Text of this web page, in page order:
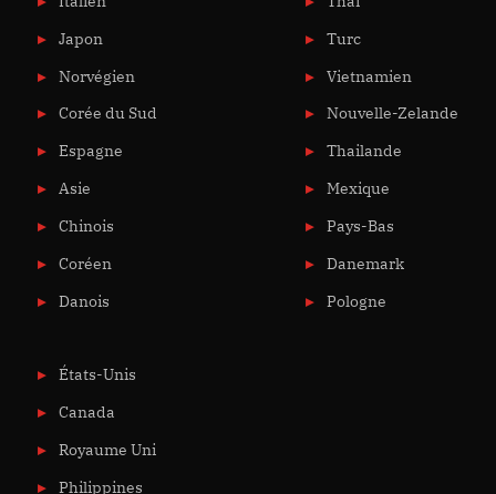
Japon
Norvégien
Corée du Sud
Espagne
Asie
Chinois
Coréen
Danois
Turc
Vietnamien
Nouvelle-Zelande
Thailande
Mexique
Pays-Bas
Danemark
Pologne
États-Unis
Canada
Royaume Uni
Philippines